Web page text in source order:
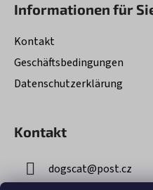
Informationen für
Kontakt
Geschäftsbedingungen
Datenschutzerklärung
Kontakt
dogscat@post.cz